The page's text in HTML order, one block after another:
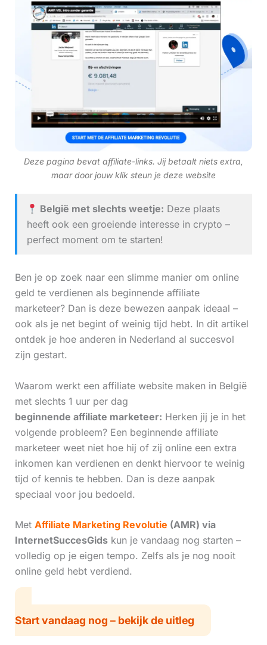
Deze pagina bevat affiliate-links. Jij betaalt niets extra,
maar door jouw klik steun je deze website
België met slechts weetje: Deze plaats
heeft ook een groeiende interesse in crypto –
perfect moment om te starten!
Ben je op zoek naar een slimme manier om online
geld te verdienen als beginnende affiliate
marketeer? Dan is deze bewezen aanpak ideaal –
ook als je net begint of weinig tijd hebt. In dit artikel
ontdek je hoe anderen in Nederland al succesvol
zijn gestart.
Waarom werkt een affiliate website maken in België
met slechts 1 uur per dag
beginnende affiliate marketeer: Herken jij je in het
volgende probleem? Een beginnende affiliate
marketeer weet niet hoe hij of zij online een extra
inkomen kan verdienen en denkt hiervoor te weinig
tijd of kennis te hebben. Dan is deze aanpak
speciaal voor jou bedoeld.
Met Affiliate Marketing Revolutie (AMR) via
InternetSuccesGidskun je vandaag nog starten –
volledig op je eigen tempo. Zelfs als je nog nooit
online geld hebt verdiend.
Start vandaag nog – bekijk de uitleg